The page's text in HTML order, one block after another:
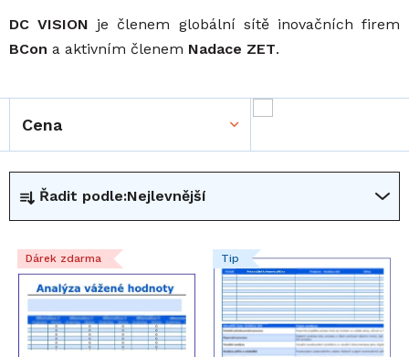
DC VISION je členem globální sítě inovačních firem
BCon a aktivním členem Nadace ZET.
Cena
a
e
n
Řadit podle:Nejlevnější
V
ý
Dárek zdarma Tip